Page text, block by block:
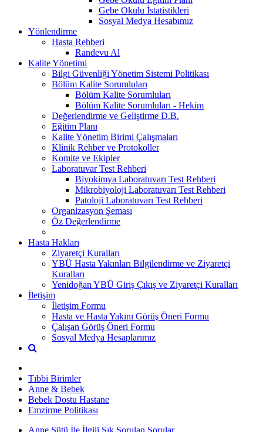
Gebe Okulu İstatistikleri
Sosyal Medya Hesabımız
Yönlendirme
Hasta Rehberi
Randevu Al
Kalite Yönetimi
Bilgi Güvenliği Yönetim Sistemi Politikası
Bölüm Kalite Sorumluları
Bölüm Kalite Sorumluları
Bölüm Kalite Sorumluları - Hekim
Değerlendirme ve Geliştirme D.B.
Eğitim Planı
Kalite Yönetim Birimi Çalışmaları
Klinik Rehber ve Protokoller
Komite ve Ekipler
Laboratuvar Test Rehberi
Biyokimya Laboratuvarı Test Rehberi
Mikrobiyoloji Laboratuvarı Test Rehberi
Patoloji Laboratuvarı Test Rehberi
Organizasyon Şeması
Öz Değerlendirme
Hasta Hakları
Ziyaretçi Kuralları
YBÜ Hasta Yakınları Bilgilendirme ve Ziyaretçi
Kuralları
Yenidoğan YBÜ Giriş Çıkış ve Ziyaretçi Kuralları
İletişim
İletişim Formu
Hasta ve Hasta Yakını Görüş Öneri Formu
Çalışan Görüş Öneri Formu
Sosyal Medya Hesaplarımız
Tıbbi Birimler
Anne & Bebek
Bebek Dostu Hastane
Emzirme Politikası
Anne Sütü İle İlgili Sık Sorulan Sorular